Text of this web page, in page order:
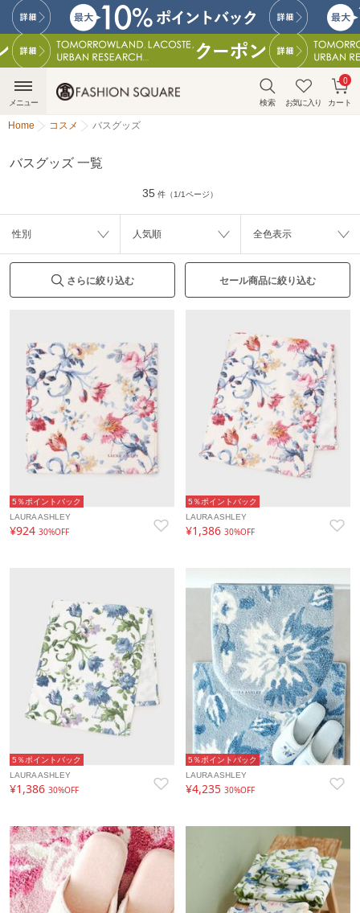
検索 お気に入り カート
0
メニュー
Home コスメ バスグッズ
バスグッズ 一覧
35 件（1/1ページ）
性別 人気順 全色表示
さらに絞り込む セール商品に絞り込む
5％ポイントバック
LAURA ASHLEY
¥924 30%OFF
5％ポイントバック
LAURA ASHLEY
¥1,38630%OFF
5％ポイントバック
LAURA ASHLEY
¥1,386 30%OFF
5％ポイントバック
LAURA ASHLEY
¥4,23530%OFF